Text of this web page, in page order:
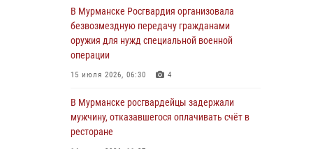
Сотрудники Росгвардии задержали мужчину,
не оплатившего счет в ресторане
30 июля 2026, 14:09
В Управлении Росгвардии по Мурманской
занятие совместно с МЧС России
30 июля 2026, 14:05
В Мурманске Росгвардия организовала
безвозмездную передачу гражданами
оружия для нужд специальной военной
операции
15 июля 2026, 06:30 4
В Мурманске росгвардейцы задержали
мужчину, отказавшегося оплачивать счёт в
ресторане